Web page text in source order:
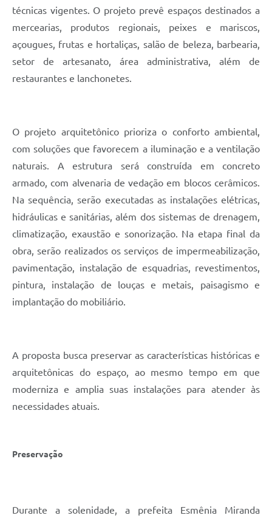
técnicas vigentes. O projeto prevê espaços destinados a
mercearias, produtos regionais, peixes e mariscos,
açougues, frutas e hortaliças, salão de beleza, barbearia,
setor de artesanato, área administrativa, além de
restaurantes e lanchonetes.
O projeto arquitetônico prioriza o conforto ambiental,
com soluções que favorecem a iluminação e a ventilação
naturais. A estrutura será construída em concreto
armado, com alvenaria de vedação em blocos cerâmicos.
Na sequência, serão executadas as instalações elétricas,
hidráulicas e sanitárias, além dos sistemas de drenagem,
climatização, exaustão e sonorização. Na etapa final da
obra, serão realizados os serviços de impermeabilização,
pavimentação, instalação de esquadrias, revestimentos,
pintura, instalação de louças e metais, paisagismo e
implantação do mobiliário.
A proposta busca preservar as características históricas e
arquitetônicas do espaço, ao mesmo tempo em que
moderniza e amplia suas instalações para atender às
necessidades atuais.
Preservação
Durante a solenidade, a prefeita Esmênia Miranda